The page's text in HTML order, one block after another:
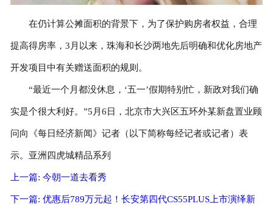
在仍计算公摊面积的背景下，为了保护购房者权益，合理
提高得房率，3月以来，珠海和长沙两地先后明确和优化房地产
开发项目中有关赠送面积的规则。
“最近一个月都没休息，‘五一’假期特别忙，新政对我们确
实是个很大利好。”5月6日，北京市大兴区五环外某新盘置业顾
问向《每日经济新闻》记者（以下简称每经记者或记者）表
示。亚洲四虎城精品系列
上一篇: 今朝一道去看秀
下一篇: 优惠后789万元起！长安第四代CS55PLUS上市演绎新